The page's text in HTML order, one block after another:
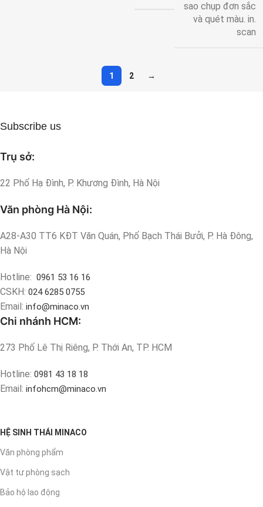
sao chụp đơn sắc
và quét màu. in.
scan
1 2 →
Subscribe us
Trụ sở:
22 Phố Hạ Đình, P. Khương Đình, Hà Nội
Văn phòng Hà Nội:
A28-A30 TT6 KĐT Văn Quán, Phố Bạch Thái Bưởi, P. Hà Đông,
Hà Nội
Hotline: 0961 53 16 16
CSKH: 024 6285 0755
Email: info@minaco.vn
Chi nhánh HCM:
273 Phố Lê Thị Riêng, P. Thới An, TP. HCM
Hotline: 0981 43 18 18
Email: infohcm@minaco.vn
HỆ SINH THÁI MINACO
Văn phòng phẩm
Vật tư phòng sạch
Bảo hộ lao động